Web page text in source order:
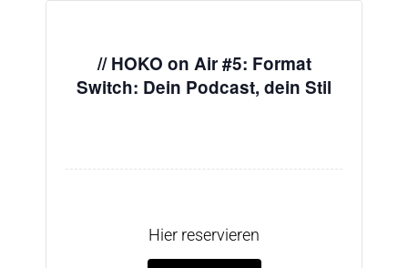
// HOKO on Air #5: Format
Switch: Dein Podcast, dein Stil
Hier reservieren